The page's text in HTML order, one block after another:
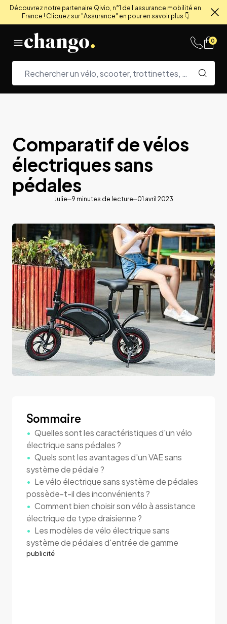
Découvrez notre partenaire Qivio, n°1 de l'assurance mobilité en
France ! Cliquez sur "Assurance" en pour en savoir plus 👇
0
Comparatif de vélos
électriques sans
pédales
Julie 9 minutes de lecture 01 avril 2023
Sommaire
Quelles sont les caractéristiques d'un vélo
électrique sans pédales ?
Quels sont les avantages d'un VAE sans
système de pédale ?
Le vélo électrique sans système de pédales
possède-t-il des inconvénients ?
Comment bien choisir son vélo à assistance
électrique de type draisienne ?
Les modèles de vélo électrique sans
système de pédales d'entrée de gamme
publicité